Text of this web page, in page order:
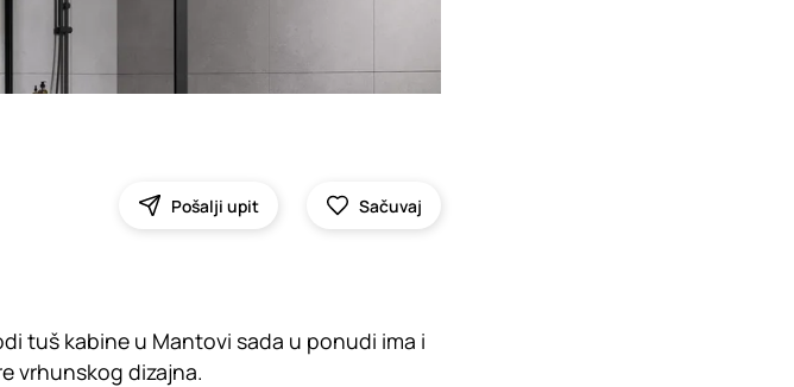
Pošalji upit Sačuvaj
tuš kabine u Mantovi sada u ponudi ima i
vrhunskog dizajna.